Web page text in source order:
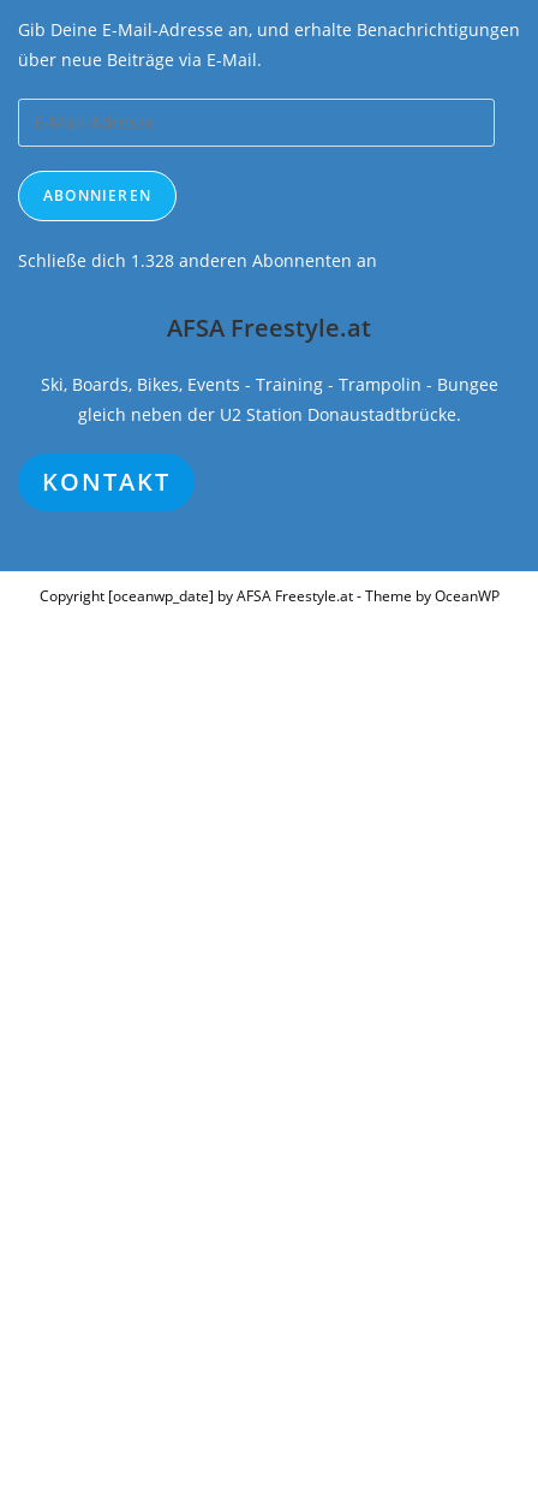
Gib Deine E-Mail-Adresse an, und erhalte Benachrichtigungen
über neue Beiträge via E-Mail.
Mail-
Adresse
ABONNIEREN
Schließe dich 1.328 anderen Abonnenten an
AFSA Freestyle.at
Ski, Boards, Bikes, Events - Training - Trampolin - Bungee
gleich neben der U2 Station Donaustadtbrücke.
KONTAKT
Copyright [oceanwp_date] by AFSA Freestyle.at - Theme by OceanWP